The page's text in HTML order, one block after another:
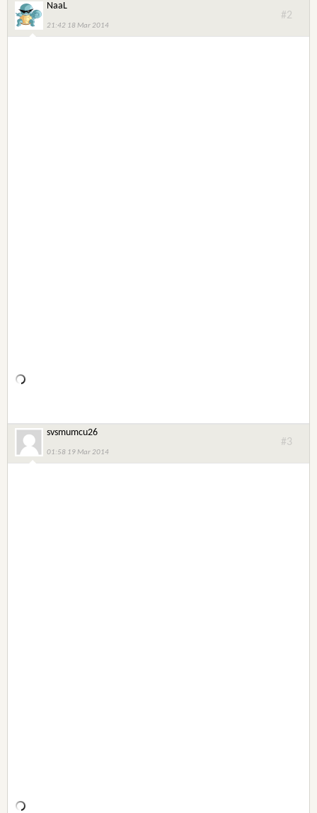
NaaL
21:42 18 Mar 2014
#2
svsmumcu26
01:58 19 Mar 2014
#3